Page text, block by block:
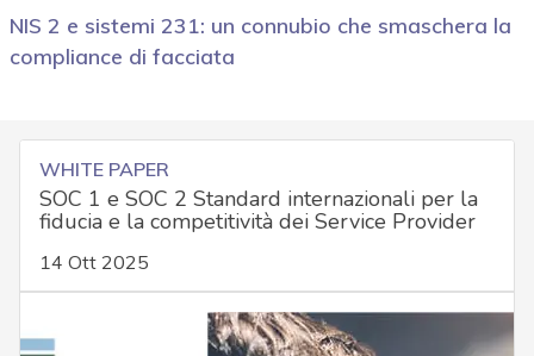
NIS 2 e sistemi 231: un connubio che smaschera la
compliance di facciata
WHITE PAPER
SOC 1 e SOC 2 Standard internazionali per la
fiducia e la competitività dei Service Provider
14 Ott 2025